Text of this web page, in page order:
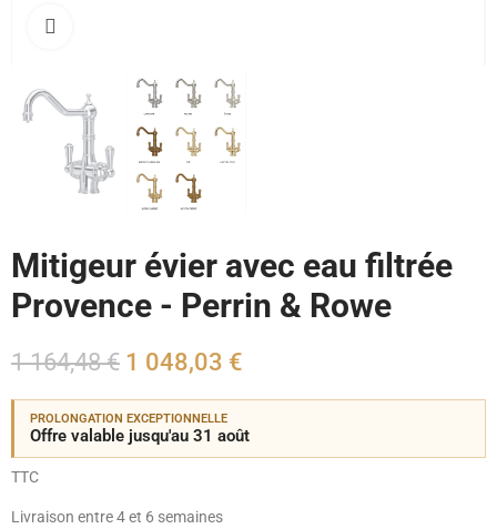
Mitigeur évier avec eau filtrée
Provence - Perrin & Rowe
1 164,48 € 1 048,03 €
PROLONGATION EXCEPTIONNELLE
Offre valable jusqu'au 31 août
TTC
Livraison entre 4 et 6 semaines